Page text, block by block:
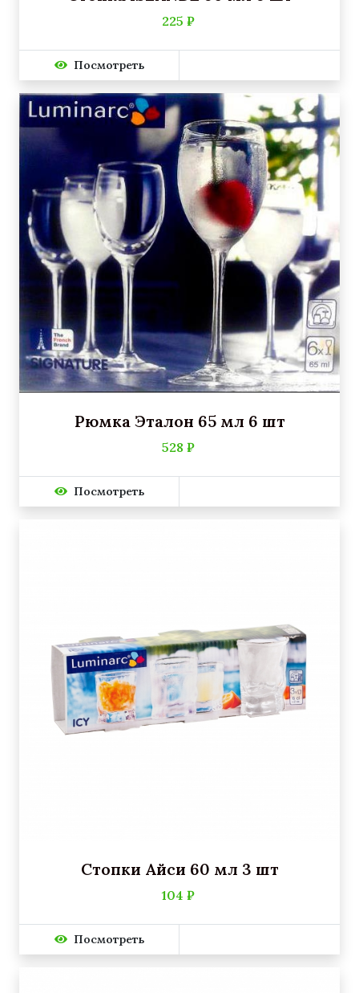
225 ₽
Посмотреть
Рюмка Эталон 65 мл 6 шт
528 ₽
Посмотреть
Стопки Айси 60 мл 3 шт
104 ₽
Посмотреть